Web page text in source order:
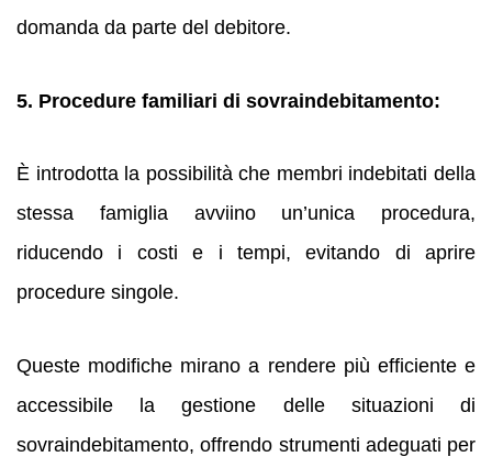
domanda da parte del debitore.
5. Procedure familiari di sovraindebitamento:
È introdotta la possibilità che membri indebitati della
stessa famiglia avviino un’unica procedura,
riducendo i costi e i tempi, evitando di aprire
procedure singole.
Queste modifiche mirano a rendere più efficiente e
accessibile la gestione delle situazioni di
sovraindebitamento, offrendo strumenti adeguati per